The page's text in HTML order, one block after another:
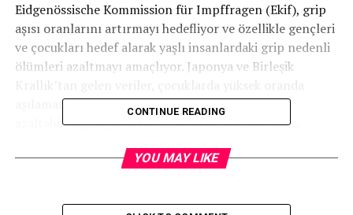
Eidgenössische Kommission für Impffragen (Ekif), grip
aşısı oranlarını artırmayı hedefliyor ve özellikle gençleri
ve çocukları hedef alarak yaşlı insanlardaki grip nedenli
ölümleri azaltmayı amaçlıyor. Japonya ve Birleşik
aşılamanın yaşlı insanlardaki grip yükünü
azaltabileceğini gösteriyor. Bu da daha az hastalık,
CONTINUE READING
YOU MAY LIKE